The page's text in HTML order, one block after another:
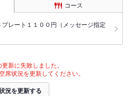
コース
レート１１００円（メッセージ指定
新に失敗しました。
席状況を更新してください。
況を更新する